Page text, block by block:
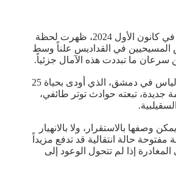
بعد سقوط النظام في كانون الأول 2024، ظهرت لحظة
في القداديس علناً وسط
سرعان ما تبددت هذه الآمال جزئياً.
تفجير كنيسة مار إلياس في دمشق، الذي أودى بحياة 25
تبعته حوادث توتر طائفي،
وصفها بالاستقرار، ولا بالانهيار
مفتوحة حالة انتقالية قد تدفع مزيداً
إذا لم تتحول الوعود إلى